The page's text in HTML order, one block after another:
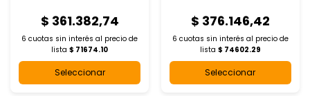
$ 361.382,74
6 cuotas sin interés al precio de
lista$ 71674.10
Seleccionar
$ 376.146,42
6 cuotas sin interés al precio de
lista $ 74602.29
Seleccionar